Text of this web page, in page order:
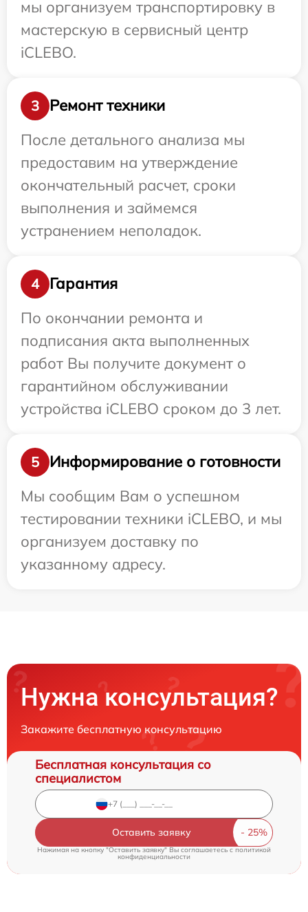
мы организуем транспортировку в
мастерскую в сервисный центр
iCLEBO.
3
Ремонт техники
После детального анализа мы
предоставим на утверждение
окончательный расчет, сроки
выполнения и займемся
устранением неполадок.
4
Гарантия
По окончании ремонта и
подписания акта выполненных
работ Вы получите документ о
гарантийном обслуживании
устройства iCLEBO сроком до 3 лет.
5
Информирование о готовности
Мы сообщим Вам о успешном
тестировании техники iCLEBO, и мы
организуем доставку по
указанному адресу.
Нужна консультация?
Закажите бесплатную консультацию
Бесплатная консультация со
специалистом
Оставить заявку
Нажимая на кнопку "Оставить заявку" Вы соглашаетесь cполитикой
конфиденциальности